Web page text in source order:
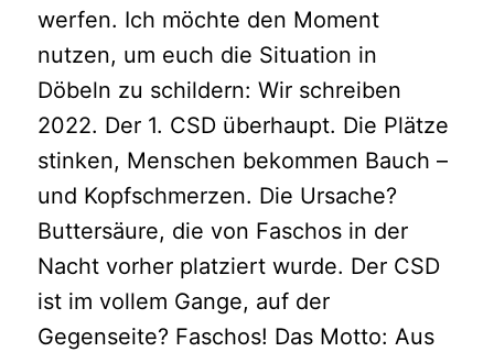
werfen. Ich möchte den Moment
nutzen, um euch die Situation in
Döbeln zu schildern: Wir schreiben
2022. Der 1. CSD überhaupt. Die Plätze
stinken, Menschen bekommen Bauch –
und Kopfschmerzen. Die Ursache?
Buttersäure, die von Faschos in der
Nacht vorher platziert wurde. Der CSD
ist im vollem Gange, auf der
Gegenseite? Faschos! Das Motto: Aus